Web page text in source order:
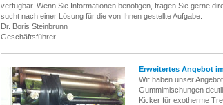
verfügbar. Wenn Sie Informationen benötigen, fragen Sie gerne
sucht nach einer Lösung für die von Ihnen gestellte Aufgabe.
Dr. Boris Steinbrunn
Geschäftsführer
Erweitertes Angebot
Wir haben unser
Gummimischungen
Kicker für exotherme